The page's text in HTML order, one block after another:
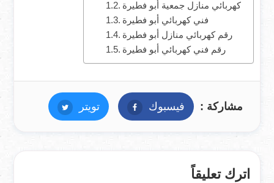
كهربائي منازل جمعية أبو فطيرة
فني كهربائي أبو فطيرة
رقم كهربائي منازل أبو فطيرة
رقم فني كهربائي أبو فطيرة
مشاركة : فيسبوك فيسبوكتويتر تويتر
اترك تعليقاً